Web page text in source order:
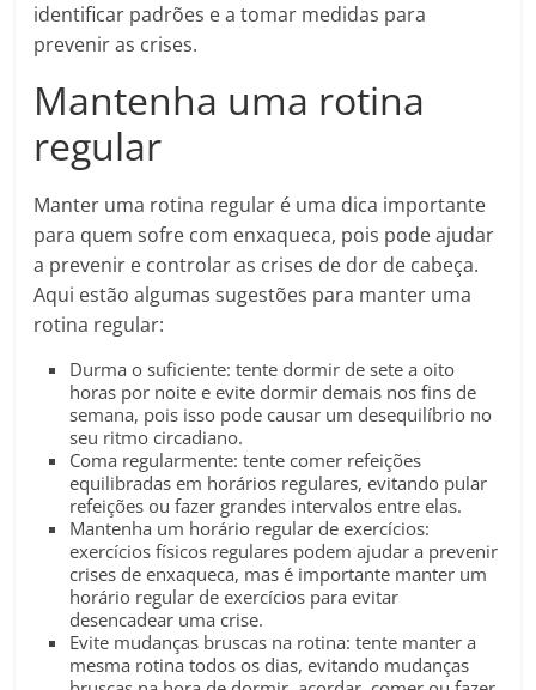
identificar padrões e a tomar medidas para
prevenir as crises.
Mantenha uma rotina
regular
Manter uma rotina regular é uma dica importante
para quem sofre com enxaqueca, pois pode ajudar
a prevenir e controlar as crises de dor de cabeça.
Aqui estão algumas sugestões para manter uma
rotina regular:
Durma o suficiente: tente dormir de sete a oito
horas por noite e evite dormir demais nos fins de
semana, pois isso pode causar um desequilíbrio no
seu ritmo circadiano.
Coma regularmente: tente comer refeições
equilibradas em horários regulares, evitando pular
refeições ou fazer grandes intervalos entre elas.
Mantenha um horário regular de exercícios:
exercícios físicos regulares podem ajudar a prevenir
crises de enxaqueca, mas é importante manter um
horário regular de exercícios para evitar
desencadear uma crise.
Evite mudanças bruscas na rotina: tente manter a
mesma rotina todos os dias, evitando mudanças